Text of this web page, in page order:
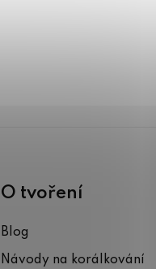
O tvoření
Blog
Návody na korálkování